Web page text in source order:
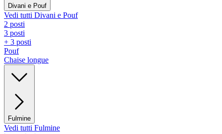
Divani e Pouf
Vedi tutti Divani e Pouf
2 posti
3 posti
+ 3 posti
Pouf
Chaise longue
Fulmine
Vedi tutti Fulmine